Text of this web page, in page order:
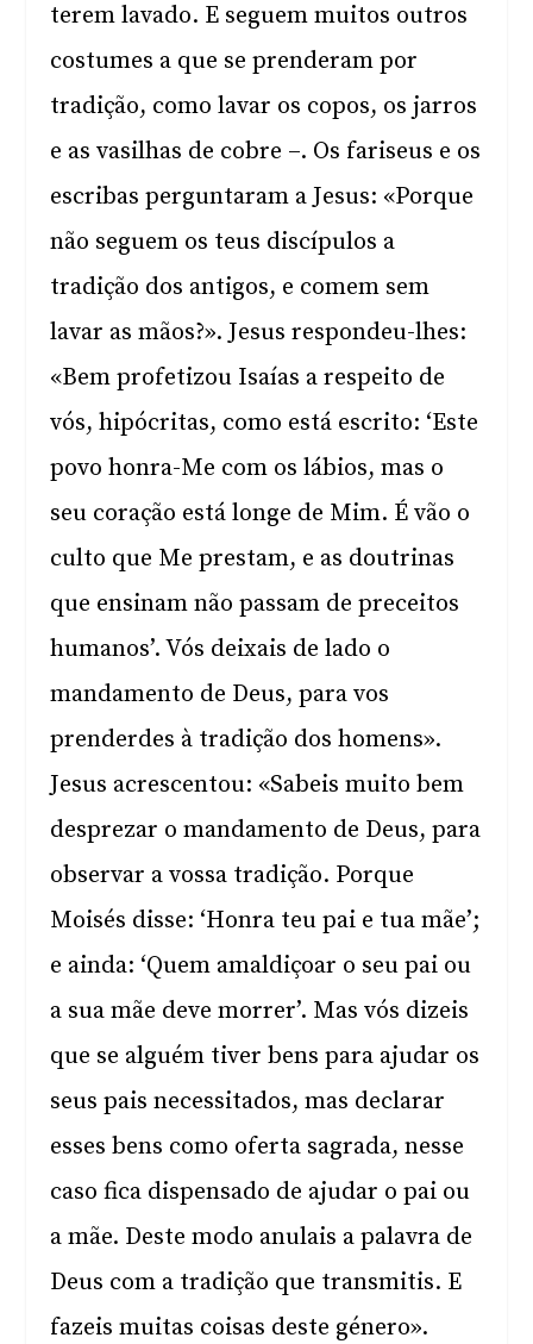
terem lavado. E seguem muitos outros
costumes a que se prenderam por
tradição, como lavar os copos, os jarros
e as vasilhas de cobre –. Os fariseus e os
escribas perguntaram a Jesus: «Porque
não seguem os teus discípulos a
tradição dos antigos, e comem sem
lavar as mãos?». Jesus respondeu-lhes:
«Bem profetizou Isaías a respeito de
vós, hipócritas, como está escrito: ‘Este
povo honra-Me com os lábios, mas o
seu coração está longe de Mim. É vão o
culto que Me prestam, e as doutrinas
que ensinam não passam de preceitos
humanos’. Vós deixais de lado o
mandamento de Deus, para vos
prenderdes à tradição dos homens».
Jesus acrescentou: «Sabeis muito bem
desprezar o mandamento de Deus, para
observar a vossa tradição. Porque
Moisés disse: ‘Honra teu pai e tua mãe’;
e ainda: ‘Quem amaldiçoar o seu pai ou
a sua mãe deve morrer’. Mas vós dizeis
que se alguém tiver bens para ajudar os
seus pais necessitados, mas declarar
esses bens como oferta sagrada, nesse
caso fica dispensado de ajudar o pai ou
a mãe. Deste modo anulais a palavra de
Deus com a tradição que transmitis. E
fazeis muitas coisas deste género».